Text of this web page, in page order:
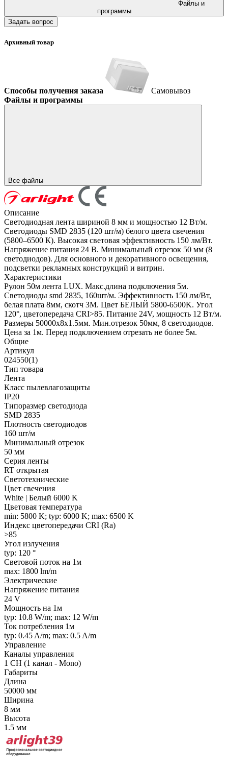
программы
Задать вопрос
Архивный товар
Способы получения заказа
Самовывоз
Файлы и программы
Все файлы
Описание
Светодиодная лента шириной 8 мм и мощностью 12 Вт/м.
Светодиоды SMD 2835 (120 шт/м) белого цвета свечения
(5800–6500 К). Высокая световая эффективность 150 лм/Вт.
Напряжение питания 24 В. Минимальный отрезок 50 мм (8
светодиодов). Для основного и декоративного освещения,
подсветки рекламных конструкций и витрин.
Характеристики
Рулон 50м лента LUX. Макс.длина подключения 5м.
Светодиоды smd 2835, 160шт/м. Эффективность 150 лм/Вт,
белая плата 8мм, скотч 3М. Цвет БЕЛЫЙ 5800-6500K. Угол
120°, цветопередача CRI>85. Питание 24V, мощность 12 Вт/м.
Размеры 50000х8х1.5мм. Мин.отрезок 50мм, 8 светодиодов.
Цена за 1м. Перед подключением отрезать не более 5м.
Общие
Артикул
024550(1)
Тип товара
Лента
Класс пылевлагозащиты
IP20
Типоразмер светодиода
SMD 2835
Плотность светодиодов
160 шт/м
Минимальный отрезок
50 мм
Серия ленты
RT открытая
Светотехнические
Цвет свечения
White | Белый 6000 K
Цветовая температура
min: 5800 K; typ: 6000 K; max: 6500 K
Индекс цветопередачи CRI (Ra)
>85
Угол излучения
typ: 120 °
Световой поток на 1м
max: 1800 lm/m
Электрические
Напряжение питания
24 V
Мощность на 1м
typ: 10.8 W/m; max: 12 W/m
Ток потребления 1м
typ: 0.45 A/m; max: 0.5 A/m
Управление
Каналы управления
1 CH (1 канал - Mono)
Габариты
Длина
50000 мм
Ширина
8 мм
Высота
1.5 мм